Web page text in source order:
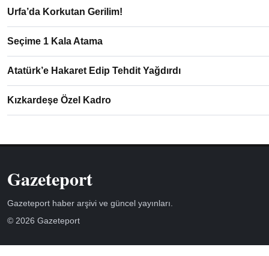
Urfa’da Korkutan Gerilim!
Seçime 1 Kala Atama
Atatürk’e Hakaret Edip Tehdit Yağdırdı
Kızkardeşe Özel Kadro
Gazeteport
Gazeteport haber arşivi ve güncel yayınları.
© 2026 Gazeteport